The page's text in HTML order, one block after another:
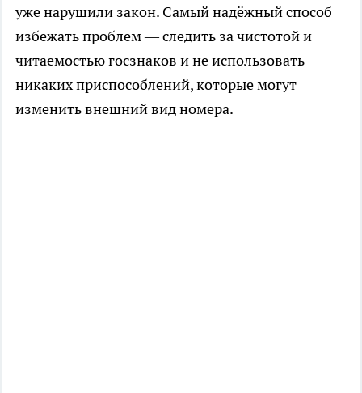
уже нарушили закон. Самый надёжный способ
избежать проблем — следить за чистотой и
читаемостью госзнаков и не использовать
никаких приспособлений, которые могут
изменить внешний вид номера.